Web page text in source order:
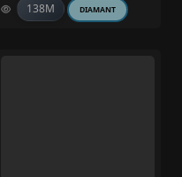
138M DIAMANT